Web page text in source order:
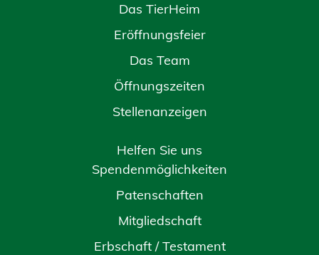
Das TierHeim
Eröffnungsfeier
Das Team
Öffnungszeiten
Stellenanzeigen
Helfen Sie uns
Spendenmöglichkeiten
Patenschaften
Mitgliedschaft
Erbschaft / Testament